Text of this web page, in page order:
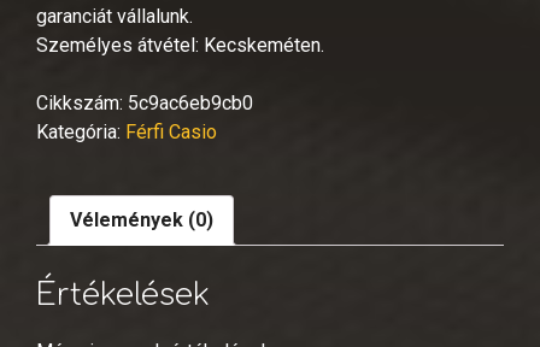
garanciát vállalunk.
Személyes átvétel: Kecskeméten.
Cikkszám: 5c9ac6eb9cb0
Kategória: Férfi Casio
Vélemények (0)
Értékelések